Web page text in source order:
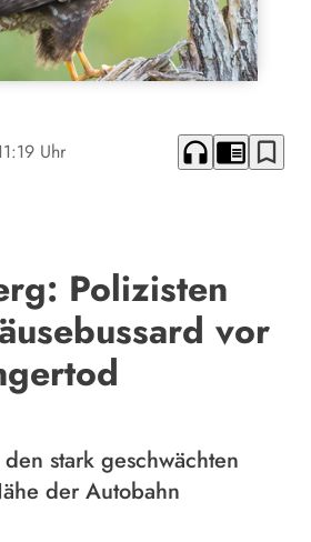
Uhr headphones chrome_reader_mode bookmark_border
Polizisten
vor
stark geschwächten
der Autobahn